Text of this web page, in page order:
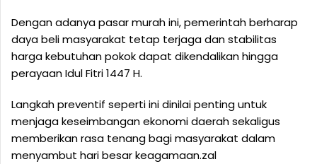
Dengan adanya pasar murah ini, pemerintah berharap
daya beli masyarakat tetap terjaga dan stabilitas
harga kebutuhan pokok dapat dikendalikan hingga
perayaan Idul Fitri 1447 H.
Langkah preventif seperti ini dinilai penting untuk
menjaga keseimbangan ekonomi daerah sekaligus
memberikan rasa tenang bagi masyarakat dalam
menyambut hari besar keagamaan.zal